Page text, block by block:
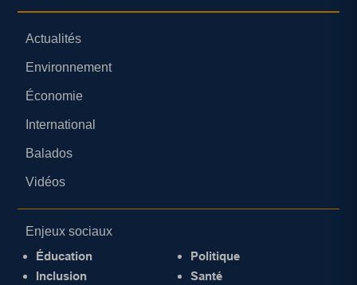
Actualités
Environnement
Économie
International
Balados
Vidéos
Enjeux sociaux
Éducation
Inclusion
Politique
Santé